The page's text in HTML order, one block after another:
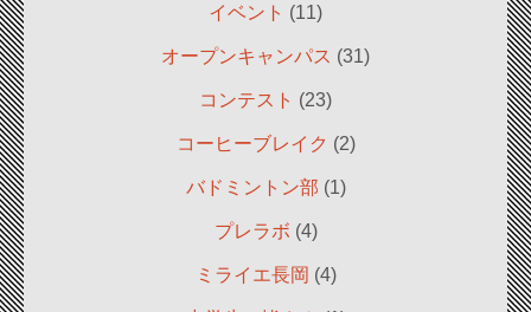
イベント (11)
オープンキャンパス (31)
コンテスト (23)
コーヒーブレイク (2)
バドミントン部 (1)
プレラボ (4)
ミライエ長岡 (4)